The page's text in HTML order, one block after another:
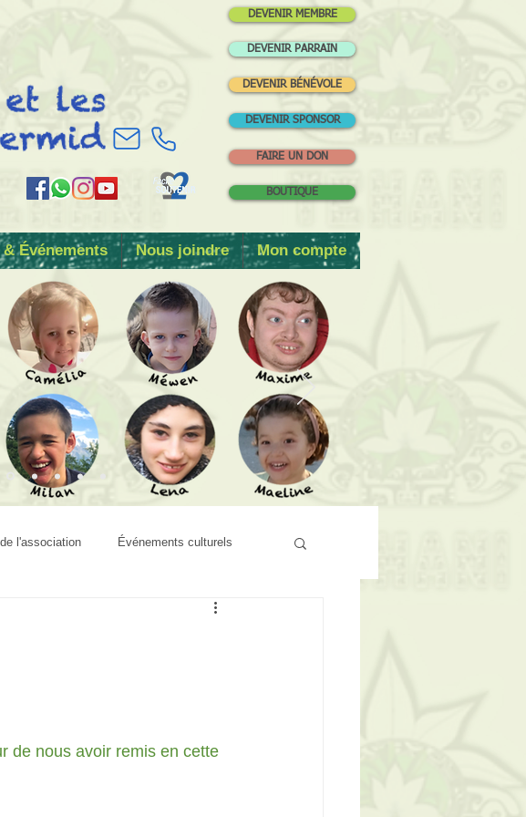
DEVENIR MEMBRE
DEVENIR PARRAIN
DEVENIR BÉNÉVOLE
DEVENIR SPONSOR
FAIRE UN DON
BOUTIQUE
Événements Nous joindre Mon compte
l'association Événements culturels
de nous avoir remis en cette